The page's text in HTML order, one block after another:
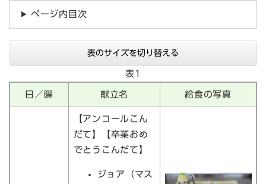
ページ内目次
表のサイズを切り替える
表1
日／曜 献立名 給食の写真
【アンコールこん
だて】【卒業おめ
でとうこんだて】
ジョア（マス